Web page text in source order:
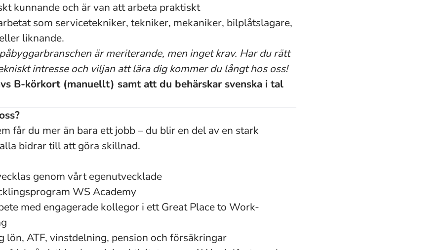
kunnande och är van att arbeta praktiskt
som servicetekniker, tekniker, mekaniker, bilplåtslagare,
liknande.
är meriterande, men inget krav. Har du rätt
intresse och viljan att lära dig kommer du långt hos oss!
B-körkort (manuellt) samt att du behärskar svenska i tal
får du mer än bara ett jobb – du blir en del av en stark
bidrar till att göra skillnad.
genom vårt egenutvecklade
WS Academy
med engagerade kollegor i ett Great Place to Work-
lön, ATF, vinstdelning, pension och försäkringar